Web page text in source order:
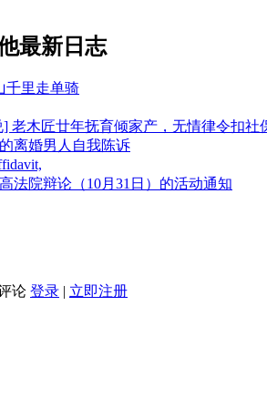
最新日志
千里走单骑
老木匠廿年抚育倾家产，无情律令扣社
离婚男人自我陈诉
法院辩论（10月31日）的活动通知
论 登录 | 立即注册